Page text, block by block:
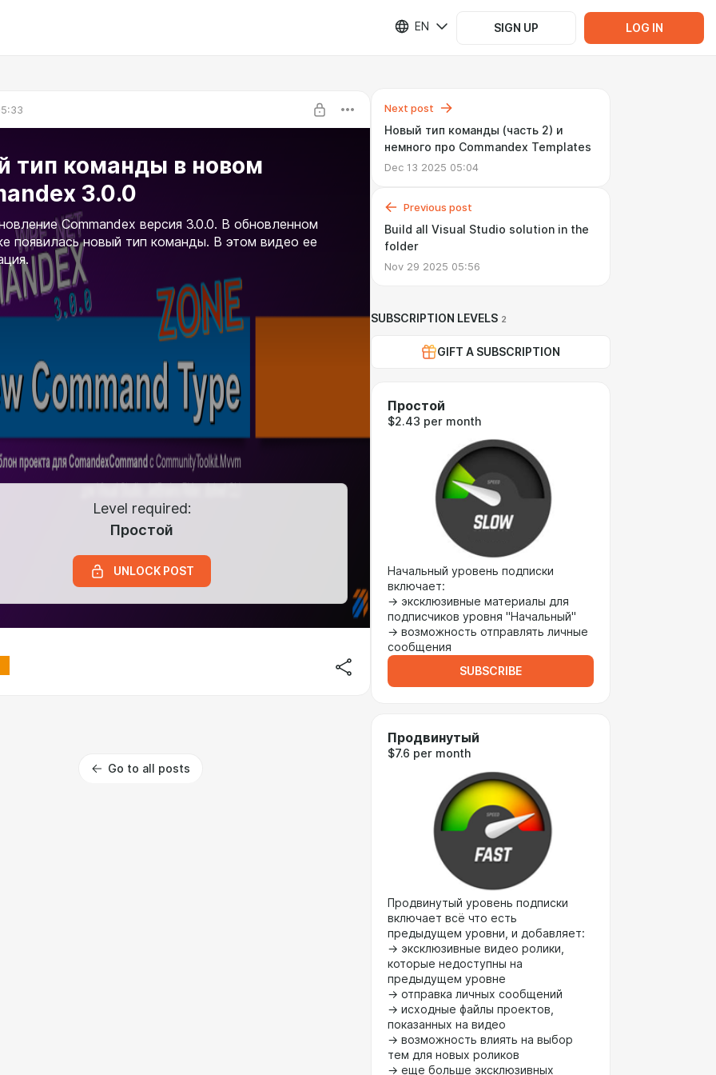
EN SIGN UP LOG IN
тип команды в новом
3.0.0
Commandex версия 3.0.0. В обновленном
появилась новый тип команды. В этом видео ее
Level required:
Простой
UNLOCK POST
Go to all posts
Next post
Новый тип команды (часть 2) и
немного про Commandex Templates
Dec 13 2025 05:04
Previous post
Build all Visual Studio solution in the
folder
Nov 29 2025 05:56
SUBSCRIPTION LEVELS 2
GIFT A SUBSCRIPTION
Простой
$2.43 per month
Начальный уровень подписки
включает:
→ эксклюзивные материалы для
подписчиков уровня "Начальный"
→ возможность отправлять личные
сообщения
SUBSCRIBE
Продвинутый
$7.6 per month
Продвинутый уровень подписки
включает всё что есть
предыдущем уровни, и добавляет:
→ эксклюзивные видео ролики,
которые недоступны на
предыдущем уровне
→ отправка личных сообщений
→ исходные файлы проектов,
показанных на видео
→ возможность влиять на выбор
тем для новых роликов
→ еще больше эксклюзивных